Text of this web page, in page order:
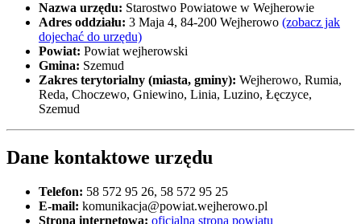
Nazwa urzędu: Starostwo Powiatowe w Wejherowie
Adres oddziału: 3 Maja 4, 84-200 Wejherowo (zobacz jak
dojechać do urzędu)
Powiat: Powiat wejherowski
Gmina: Szemud
Zakres terytorialny (miasta, gminy): Wejherowo, Rumia,
Reda, Choczewo, Gniewino, Linia, Luzino, Łęczyce,
Szemud
Dane kontaktowe urzędu
Telefon: 58 572 95 26, 58 572 95 25
E-mail: komunikacja@powiat.wejherowo.pl
Strona internetowa: oficjalna strona powiatu